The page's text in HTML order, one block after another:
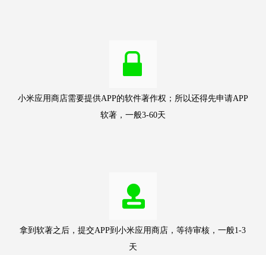
小米应用商店需要提供APP的软件著作权；所以还得先申请APP
软著，一般3-60天
拿到软著之后，提交APP到小米应用商店，等待审核，一般1-3
天